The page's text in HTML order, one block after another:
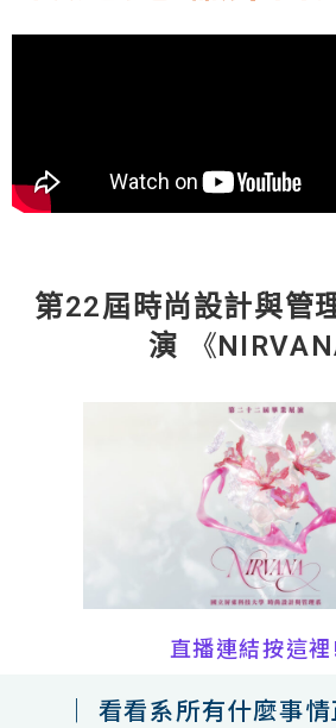
第22屆時尚設計與管
演
《
直播連結按這
｜ 看看系所有什麼事情